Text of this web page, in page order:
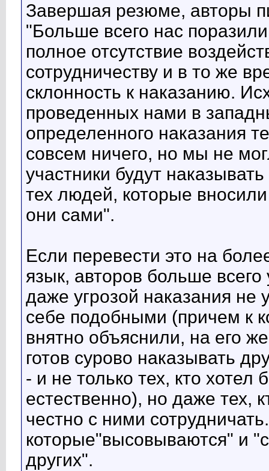
Завершая резюме, авторы
"Больше всего нас
полное отсутствие
сотрудничеству и в то же
склонность к наказанию.
проведенных нами в
определенного наказания
совсем ничего, но мы не
участники будут
тех людей, которые
они сами".
Если перевести это на
язык, авторов больше всего
даже угрозой наказания не
себе подобными (причем к
внятно объяснили, на его
готов сурово наказывать
- и не только тех, кто хотел
естественно), но даже тех,
честно с ними
которые"высовываются" и
других".